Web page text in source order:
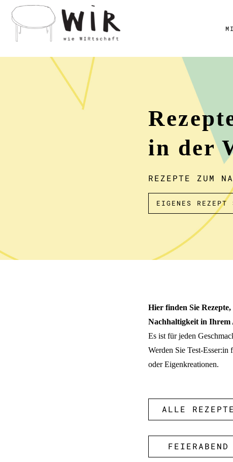
in der
REZEPTE ZUM
EIGENES REZEPT
Hier finden Sie
Nachhaltigkeit in Ihrem
Es ist für jeden
Werden Sie Test-
oder Eigenkreationen.
ALLE REZEPTE
FEIERABEND